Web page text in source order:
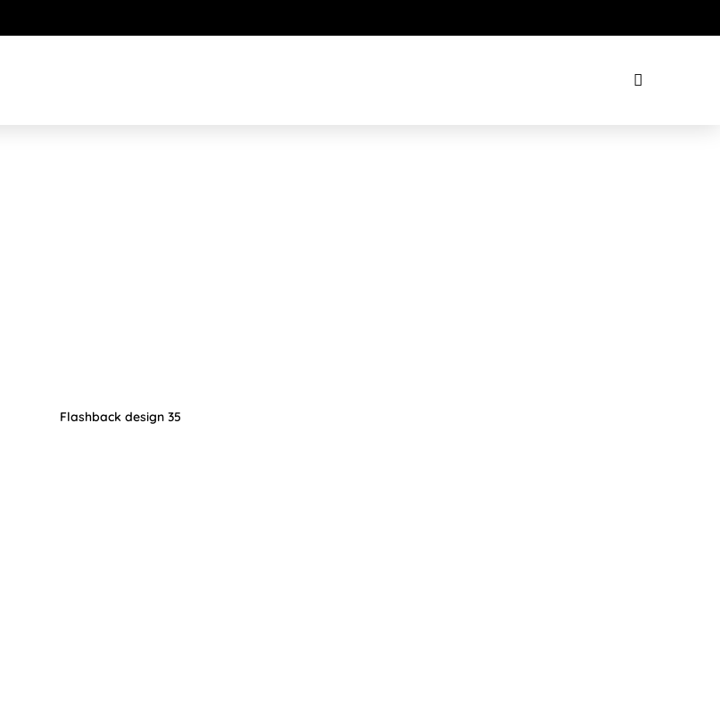
Flashback design 35